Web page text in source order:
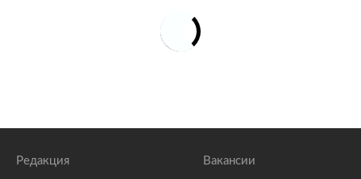
Редакция Вакансии